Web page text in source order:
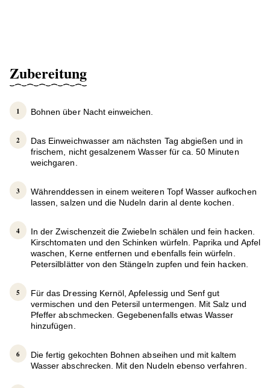
Zubereitung
Bohnen über Nacht einweichen.
Das Einweichwasser am nächsten Tag abgießen und in
frischem, nicht gesalzenem Wasser für ca. 50 Minuten
weichgaren.
Währenddessen in einem weiteren Topf Wasser aufkochen
lassen, salzen und die Nudeln darin al dente kochen.
In der Zwischenzeit die Zwiebeln schälen und fein hacken.
Kirschtomaten und den Schinken würfeln. Paprika und Apfel
waschen, Kerne entfernen und ebenfalls fein würfeln.
Petersilblätter von den Stängeln zupfen und fein hacken.
Für das Dressing Kernöl, Apfelessig und Senf gut
vermischen und den Petersil untermengen. Mit Salz und
Pfeffer abschmecken. Gegebenenfalls etwas Wasser
hinzufügen.
Die fertig gekochten Bohnen abseihen und mit kaltem
Wasser abschrecken. Mit den Nudeln ebenso verfahren.